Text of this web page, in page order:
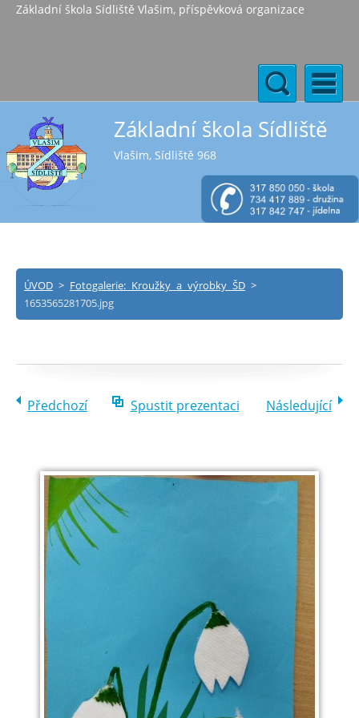
Základní škola Sídliště Vlašim, příspěvková organizace
Základní škola Sídliště
Vlašim, Sídliště 968
ÚVOD > Fotogalerie: Kroužky a výrobky ŠD >
1653565281705.jpg
Předchozí Spustit prezentaci Následující